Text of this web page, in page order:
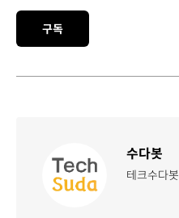
구독
수다봇
테크수다봇